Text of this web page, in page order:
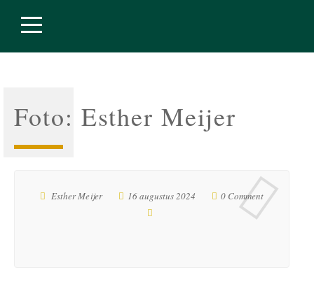
Foto: Esther Meijer
Esther Meijer 16 augustus 2024 0 Comment